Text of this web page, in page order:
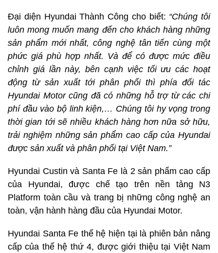
Đại diện Hyundai Thành Công cho biết: “Chúng tôi
luôn mong muốn mang đến cho khách hàng những
sản phẩm mới nhất, công nghệ tân tiến cùng một
phức giá phù hợp nhất. Và để có được mức điều
chỉnh giálần này, bên cạnh việc tối ưu các hoạt
động từ sản xuất tới phân phối thì phía đối tác
Hyundai Motor cũng đã có những hỗ trợ từ các chi
phí đầu vào bộ linh kiện,… Chúng tôi hy vọng trong
thời gian tới sẽ nhiều khách hàng hơn nữa sở hữu,
trải nghiệm những sản phẩm cao cấp của Hyundai
được sản xuấtvà phân phốitại Việt Nam.”
Hyundai Custin và Santa Fe là 2 sản phẩm cao cấp
của Hyundai, được chế tạo trên nền tảng N3
Platform toàn cầu và trang bị những công nghệ an
toàn, vận hành hàng đầu của Hyundai Motor.
Hyundai Santa Fe thế hệ hiện tại là phiên bản nâng
cấp của thế hệ thứ 4, được giới thiệu tại Việt Nam